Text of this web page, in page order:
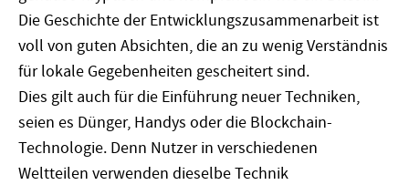
Die Geschichte der Entwicklungszusammenarbeit ist
voll von guten Absichten, die an zu wenig Verständnis
für lokale Gegebenheiten gescheitert sind.
Dies gilt auch für die Einführung neuer Techniken,
seien es Dünger, Handys oder die Blockchain-
Technologie. Denn Nutzer in verschiedenen
Weltteilen verwenden dieselbe Technik